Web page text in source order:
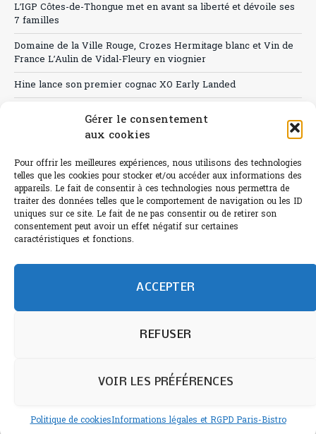
Gérer le consentement
aux cookies
Pour offrir les meilleures expériences, nous utilisons des technologies
telles que les cookies pour stocker et/ou accéder aux informations des
appareils. Le fait de consentir à ces technologies nous permettra de
traiter des données telles que le comportement de navigation ou les ID
uniques sur ce site. Le fait de ne pas consentir ou de retirer son
consentement peut avoir un effet négatif sur certaines
caractéristiques et fonctions.
ACCEPTER
REFUSER
VOIR LES PRÉFÉRENCES
Politique de cookiesInformations légales et RGPD Paris-Bistro
L’IGP Côtes-de-Thongue met en avant sa liberté et dévoile ses
7 familles
Domaine de la Ville Rouge, Crozes Hermitage blanc et Vin de
France L’Aulin de Vidal-Fleury en viognier
Hine lance son premier cognac XO Early Landed
Sélection de rosés 2026
L'abus d'alcool est dangereux pour la santé.
©paris-bistro 2026 Paris-bistro.com est une publication 100%
mail: contact@paris-bistro.com